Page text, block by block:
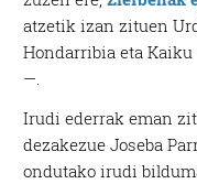
atzetik izan zituen
Hondarribia eta
—.
Irudi ederrak eman
dezakezue Joseba
ondutako irudi